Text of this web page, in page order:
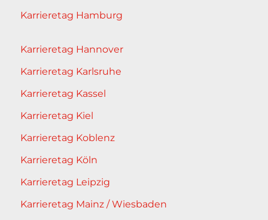
Karrieretag Hamburg
Karrieretag Hannover
Karrieretag Karlsruhe
Karrieretag Kassel
Karrieretag Kiel
Karrieretag Koblenz
Karrieretag Köln
Karrieretag Leipzig
Karrieretag Mainz / Wiesbaden